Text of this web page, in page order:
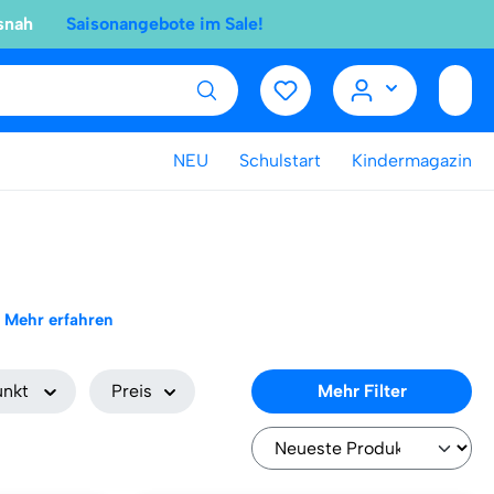
Saisonangebote im Sale!
NEU Schulstart Kindermagazin
Mehr erfahren
Preis Mehr Filter